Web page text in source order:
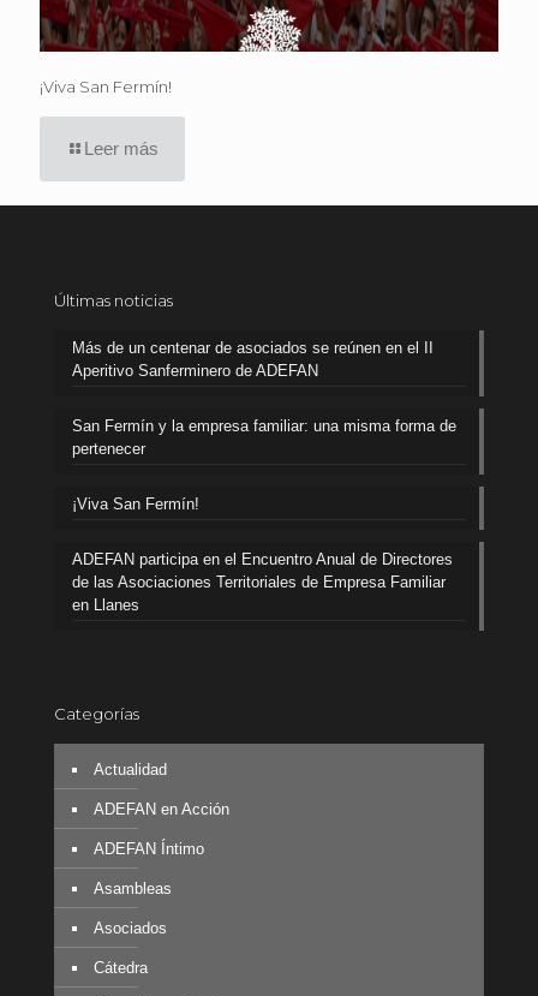
¡Viva San Fermín!
Leer más
Últimas noticias
Más de un centenar de asociados se reúnen en el II
Aperitivo Sanferminero de ADEFAN
San Fermín y la empresa familiar: una misma forma de
pertenecer
¡Viva San Fermín!
ADEFAN participa en el Encuentro Anual de Directores
de las Asociaciones Territoriales de Empresa Familiar
en Llanes
Categorías
Actualidad
ADEFAN en Acción
ADEFAN Íntimo
Asambleas
Asociados
Cátedra